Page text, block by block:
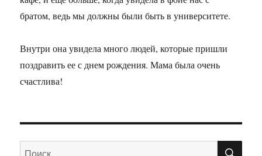
братом, ведь мы должны были быть в университете.
Внутри она увидела много людей, которые пришли
поздравить ее с днем рождения. Мама была очень
счастлива!
Искать: